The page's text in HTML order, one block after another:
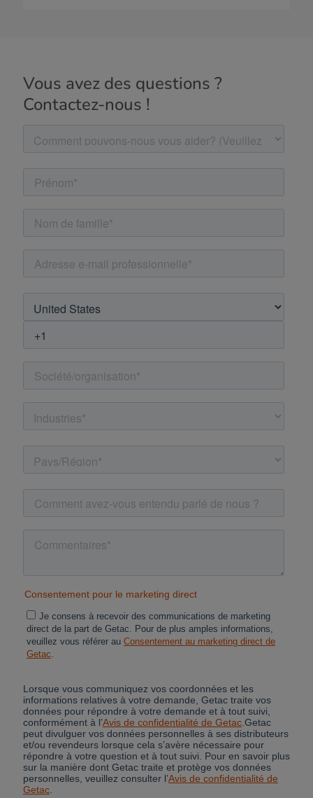
Vous avez des questions ?
Contactez-nous !